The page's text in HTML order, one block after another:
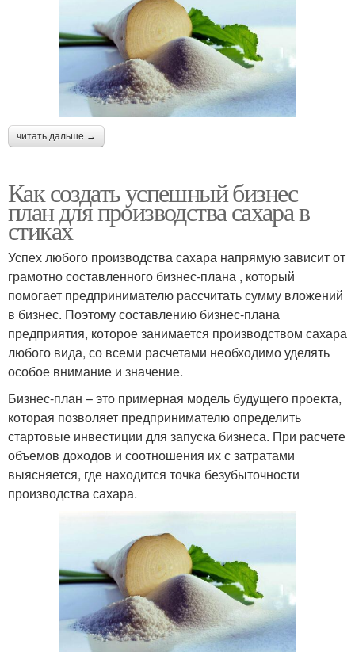
читать дальше →
Как создать успешный бизнес
план для производства сахара в
стиках
Успех любого производства сахара напрямую зависит от
грамотно составленного бизнес-плана , который
помогает предпринимателю рассчитать сумму вложений
в бизнес. Поэтому составлению бизнес-плана
предприятия, которое занимается производством сахара
любого вида, со всеми расчетами необходимо уделять
особое внимание и значение.
Бизнес-план – это примерная модель будущего проекта,
которая позволяет предпринимателю определить
стартовые инвестиции для запуска бизнеса. При расчете
объемов доходов и соотношения их с затратами
выясняется, где находится точка безубыточности
производства сахара.